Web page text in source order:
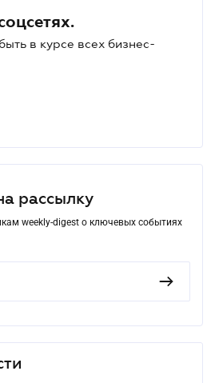
в курсе всех бизнес-
рассылку
weekly-digest о ключевых событиях